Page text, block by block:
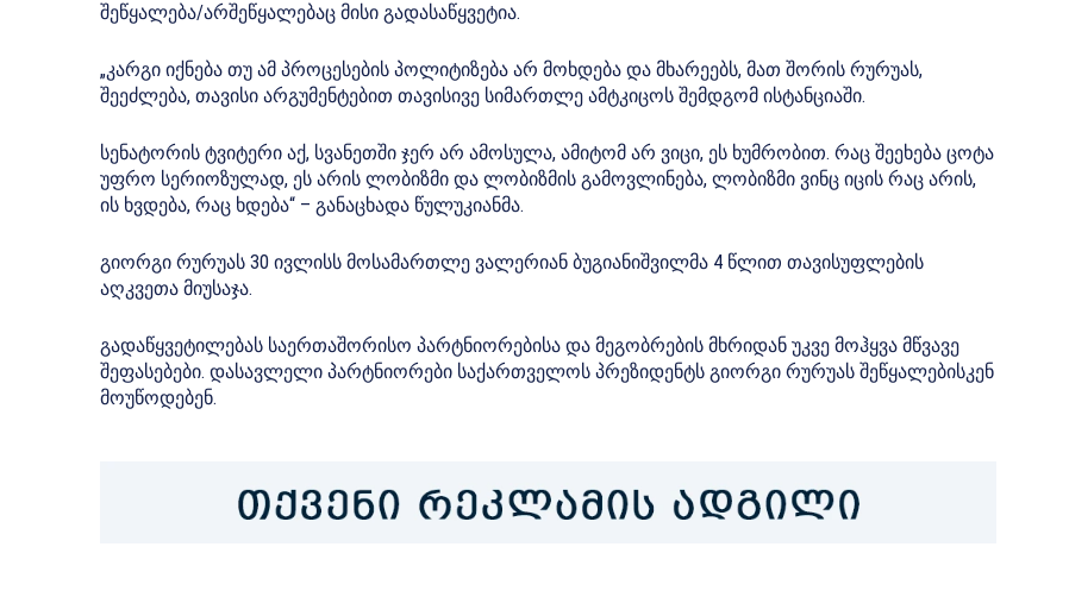
შეწყალება/არშეწყალებაც მისი გადასაწყვეტია.
„კარგი იქნება თუ ამ პროცესების პოლიტიზება არ მოხდება და მხარეებს, მათ შორის რურუას,
შეეძლება, თავისი არგუმენტებით თავისივე სიმართლე ამტკიცოს შემდგომ ისტანციაში.
სენატორის ტვიტერი აქ, სვანეთში ჯერ არ ამოსულა, ამიტომ არ ვიცი, ეს ხუმრობით. რაც შეეხება ცოტა
უფრო სერიოზულად, ეს არის ლობიზმი და ლობიზმის გამოვლინება, ლობიზმი ვინც იცის რაც არის,
ის ხვდება, რაც ხდება“ – განაცხადა წულუკიანმა.
გიორგი რურუას 30 ივლისს მოსამართლე ვალერიან ბუგიანიშვილმა 4 წლით თავისუფლების
აღკვეთა მიუსაჯა.
გადაწყვეტილებას საერთაშორისო პარტნიორებისა და მეგობრების მხრიდან უკვე მოჰყვა მწვავე
შეფასებები. დასავლელი პარტნიორები საქართველოს პრეზიდენტს გიორგი რურუას შეწყალებისკენ
მოუწოდებენ.